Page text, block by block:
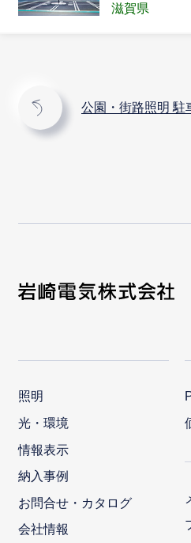
滋賀県
公園・街路照明 駐
照明
光・環境
情報表示
納入事例
お問合せ・カタログ
会社情報